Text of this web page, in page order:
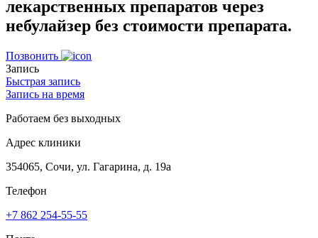
лекарственных препаратов через
небулайзер без стоимости препарата.
Позвонить
Запись
Быстрая запись
Запись на время
Работаем без выходных
Адрес клиники
354065, Сочи, ул. Гагарина, д. 19а
Телефон
+7 862 254-55-55